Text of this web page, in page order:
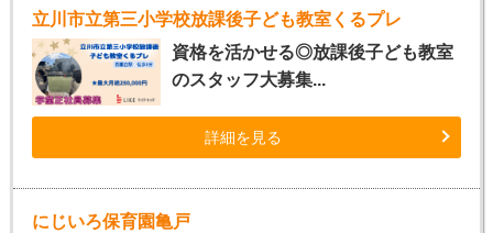
立川市立第三小学校放課後子ども教室くるプレ
資格を活かせる◎放課後子ども教室
のスタッフ大募集...
詳細を見る
にじいろ保育園亀戸